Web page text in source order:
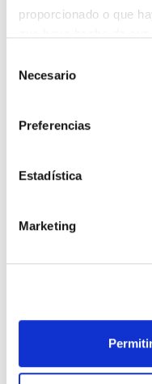
proporcionado o que
Necesario
Preferencias
Estadística
Marketing
Noticias relacionadas
contra el Cambio
O COLEXIO
Xunta Directiva
Acordos e Convenios
Revista Auriensis